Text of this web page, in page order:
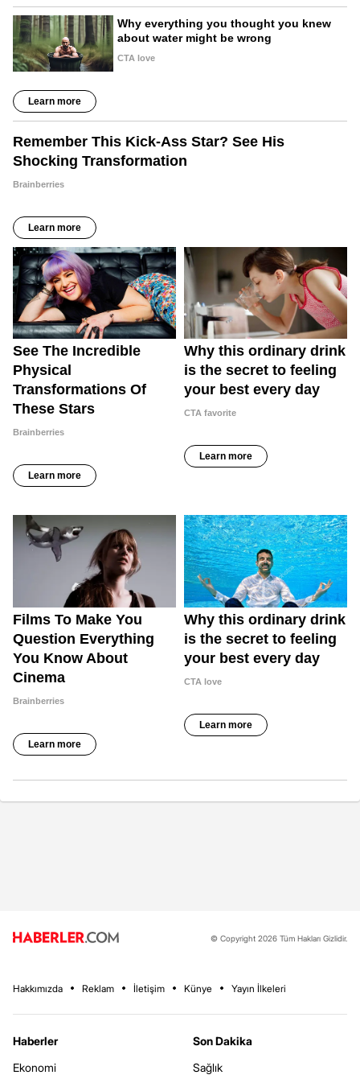
© Copyright 2026 Tüm Hakları Gizlidir.
Hakkımızda Reklam İletişim Künye Yayın İlkeleri
Haberler
Ekonomi
Son Dakika
Sağlık